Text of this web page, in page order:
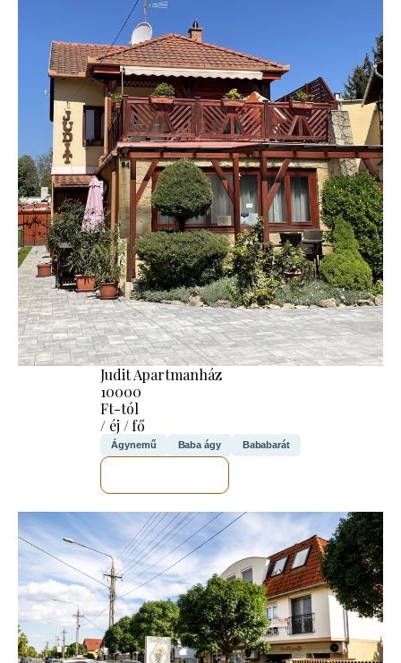
Judit Apartmanház
10000
Ft-tól
/ éj / fő
Ágynemű Baba ágy Bababarát